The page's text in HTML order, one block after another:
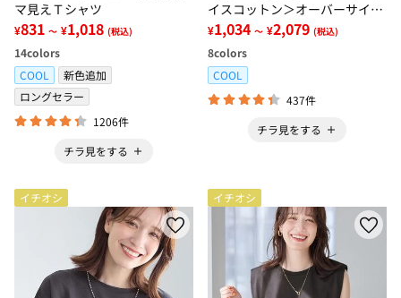
マ見えＴシャツ
¥831 ～ ¥1,018 (税込)
14colors
COOL
新色追加
ロングセラー
1206件
チラ見をする
イスコットン＞オーバーサイズ
Ｔシャツ【選べる袖丈】
¥1,034 ～ ¥2,079 (税込)
8colors
COOL
437件
チラ見をする
イチオシ イチオシ